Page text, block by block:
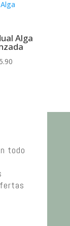
Alga
todo